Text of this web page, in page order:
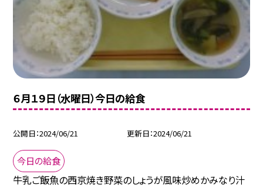
６月１９日（水曜日）今日の給食
公開日 2024/06/21 更新日 2024/06/21
今日の給食
牛乳ご飯魚の西京焼き野菜のしょうが風味炒めかみなり汁